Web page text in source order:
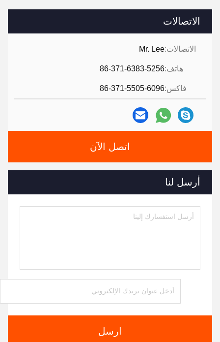
الاتصالات
الاتصالات:Mr. Lee
هاتف:86-371-6383-5256
فاكس:86-371-5505-6096
اتصل الآن
أرسل لنا
ارسل